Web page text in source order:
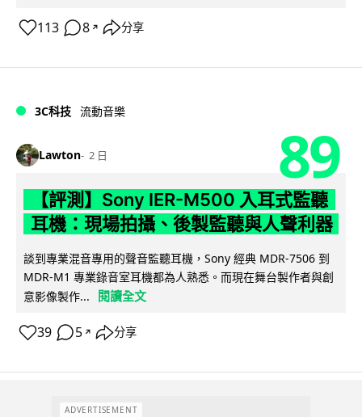
113 8 ↗ 分享
3C科技 流動音樂
Lawton 2 日 89
【評測】Sony IER-M500 入耳式監聽
耳機：現場拍攝、後製監聽與人聲利器
談到專業混音專用的聲音監聽耳機，Sony 經典 MDR-7506 到
MDR-M1 專業錄音室耳機都為人熟悉。而現在舞台製作者與創
意影像製作...
閱讀全文
39 5 ↗ 分享
ADVERTISEMENT